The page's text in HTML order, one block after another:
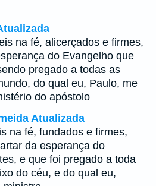
na fé, alicerçados e firmes,
do Evangelho que
pregado a todas as
do qual eu, Paulo, me
do apóstolo
Atualizada
na fé, fundados e firmes,
da esperança do
e que foi pregado a toda
do céu, e do qual eu,